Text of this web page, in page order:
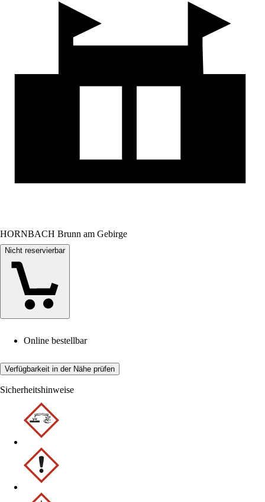
HORNBACH Brunn am Gebirge
Nicht reservierbar
Online bestellbar
Verfügbarkeit in der Nähe prüfen
Sicherheitshinweise